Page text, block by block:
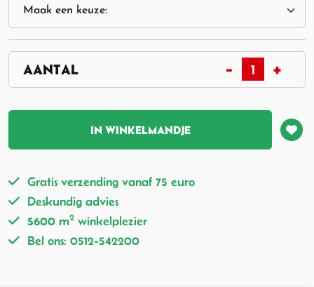
IN WINKELMANDJE
Gratis verzending vanaf 75 euro
Deskundig advies
5600 m2 winkelplezier
Bel ons: 0512-542200